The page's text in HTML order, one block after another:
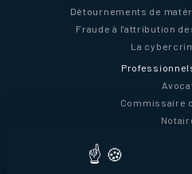
Détournements de
Fraude à l'attribution
La
Commissaire
INTELLIGENCE